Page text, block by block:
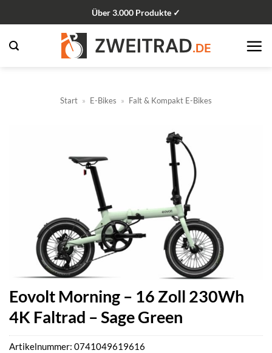
Inhalt
springen
Über 3.000 Produkte ✓
Start » E-Bikes » Falt & Kompakt E-Bikes
Eovolt Morning – 16 Zoll 230Wh
4K Faltrad – Sage Green
Artikelnummer: 0741049619616